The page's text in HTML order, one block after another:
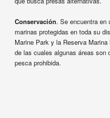
Conservación. Se encuentra en
marinas protegidas en toda su
Marine Park y la Reserva
de las cuales algunas áreas son
pesca prohibida.